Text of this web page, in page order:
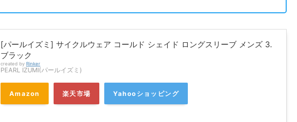
[パールイズミ] サイクルウェア コールド シェイド ロングスリーブ メンズ 3.
ブラック
created by Rinker
PEARL IZUMI(パールイズミ)
Amazon 楽天市場 Yahooショッピング